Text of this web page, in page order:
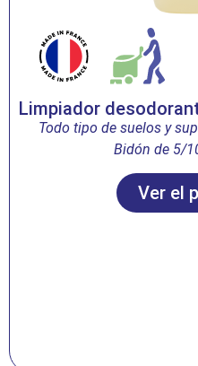
Limpiador
Todo tipo de suelos y
Bidón de 5/
Ver el